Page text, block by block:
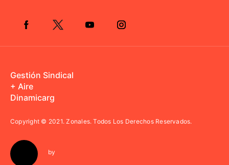
Gestión Sindical
+ Aire
Dinamicarg
Copyright © 2021.Zonales. Todos Los Derechos Reservados.
by